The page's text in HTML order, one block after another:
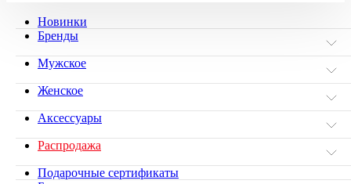
Новинки
Бренды
Мужское
Женское
Аксессуары
Распродажа
Подарочные сертификаты